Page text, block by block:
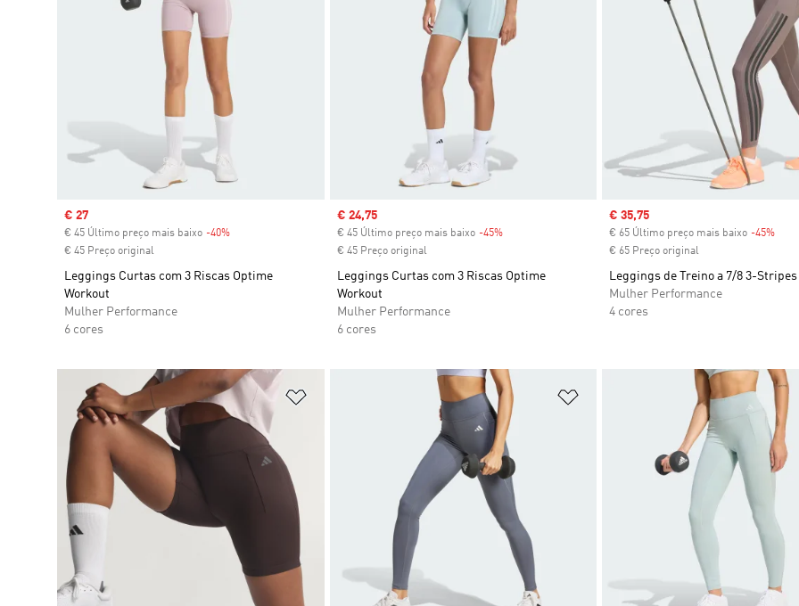
Sale price
€ 27
€ 45 Último preço mais baixo -40%
€ 45 Preço original
Leggings Curtas com 3 Riscas Optime
Workout
Mulher Performance
6 cores
Sale price
€ 24,75
€ 45 Último preço mais baixo -45%Discount
€ 45 Preço original
Leggings Curtas com 3 Riscas Optime
Workout
Mulher Performance
6 cores
Sale price
€ 35,75
€ 65 Último preço mais baixo -45%
€ 65 Preço original
Leggings de Treino a 7/8 3-
Mulher Performance
4 cores
Adicionar à Lista de Desejos Adicionar à Lista de Desejos